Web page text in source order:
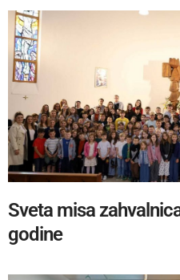
Sveta misa
godine